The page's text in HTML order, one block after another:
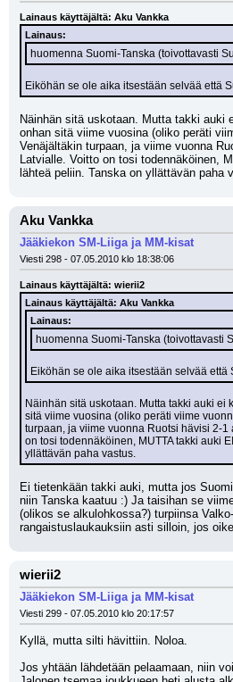
Lainaus käyttäjältä: Aku Vankka
Lainaus:
huomenna Suomi-Tanska (toivottavasti
Eiköhän se ole aika itsestään selvää että
Näinhän sitä uskotaan. Mutta takki auki
onhan sitä viime vuosina (oliko peräti
Venäjältäkin turpaan, ja viime vuonna
Latvialle. Voitto on tosi todennäköinen,
lähteä peliin. Tanska on yllättävän paha
Aku Vankka
Jääkiekon SM-Liiga ja MM-kisat
Viesti 298 - 07.05.2010 klo 18:38:06
Lainaus käyttäjältä: wierii2
Lainaus käyttäjältä: Aku Vankka
Lainaus:
huomenna Suomi-Tanska (toivottavasti
Eiköhän se ole aika itsestään selvää että
Näinhän sitä uskotaan. Mutta takki auki ei
sitä viime vuosina (oliko peräti viime
turpaan, ja viime vuonna Ruotsi hävisi 2-1
on tosi todennäköinen, MUTTA takki auki
yllättävän paha vastus.
Ei tietenkään takki auki, mutta jos
niin Tanska kaatuu :) Ja taisihan se
(olikos se alkulohkossa?) turpiinsa
rangaistuslaukauksiin asti silloin, jos
wierii2
Jääkiekon SM-Liiga ja MM-kisat
Viesti 299 - 07.05.2010 klo 20:17:57
Kyllä, mutta silti hävittiin. Noloa.
Jos yhtään lähdetään pelaamaan, niin